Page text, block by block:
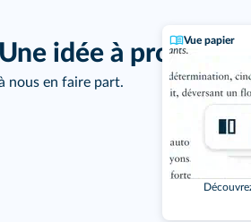
Vue papier
idée à proposer ?
nous en faire part.